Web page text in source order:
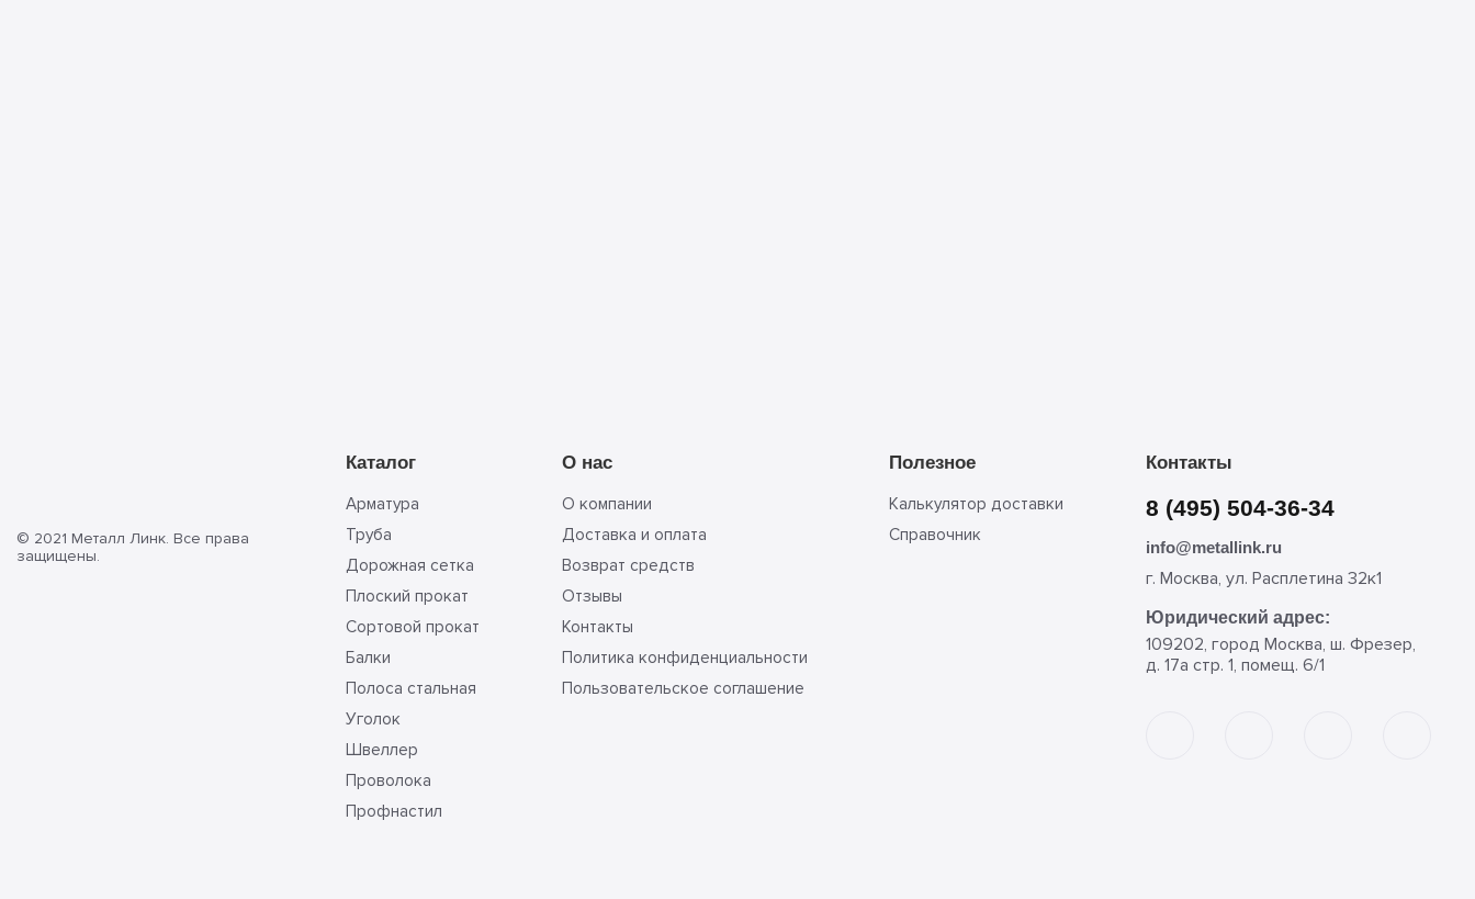
© 2021 Металл Линк. Все права
защищены.
Каталог
Арматура
Труба
Дорожная сетка
Плоский прокат
Сортовой прокат
Балки
Полоса стальная
Уголок
Швеллер
Проволока
Профнастил
О нас
О компании
Доставка и оплата
Возврат средств
Отзывы
Контакты
Политика конфиденциальности
Пользовательское соглашение
Полезное
Калькулятор доставки
Справочник
Контакты
8 (495) 504-36-34
info@metallink.ru
г. Москва, ул. Расплетина 32к1
Юридический адрес:
109202, город Москва, ш. Фрезер,
д. 17а стр. 1, помещ. 6/1